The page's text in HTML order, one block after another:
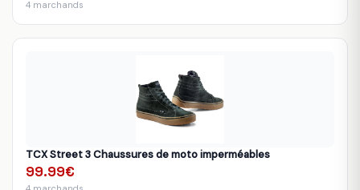
4 marchands
TCX Street 3 Chaussures de moto imperméables
99.99€